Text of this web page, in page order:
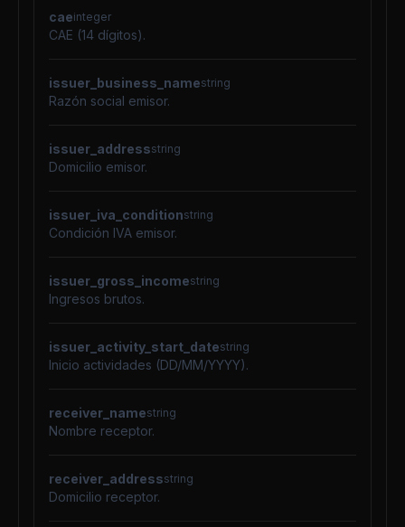
caeinteger
CAE (14 dígitos).
issuer_business_namestring
Razón social emisor.
issuer_addressstring
Domicilio emisor.
issuer_iva_conditionstring
Condición IVA emisor.
issuer_gross_incomestring
Ingresos brutos.
issuer_activity_start_datestring
Inicio actividades (DD/MM/YYYY).
receiver_namestring
Nombre receptor.
receiver_addressstring
Domicilio receptor.